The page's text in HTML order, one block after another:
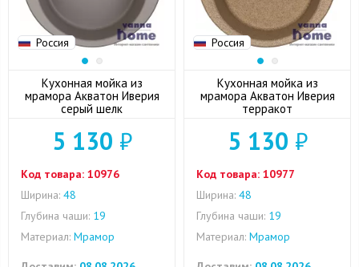
Россия
Кухонная мойка из
мрамора Акватон Иверия
серый шелк
5 130 ₽
Код товара: 10976
Ширина: 48
Глубина чаши: 19
Материал: Мрамор
Россия
Кухонная мойка из
мрамора Акватон Иверия
терракот
5 130 ₽
Код товара: 10977
Ширина: 48
Глубина чаши: 19
Материал: Мрамор